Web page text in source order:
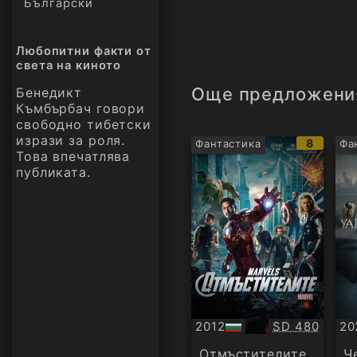
Български
Любопитни факти от
света на киното
Бенедикт
Къмбърбач говори
свободно тибетски
изрази за роля.
Това впечатлява
публиката.
Още
Фантастика
IMDb
8
2012
БГ
аудио
Качество:
SD 480